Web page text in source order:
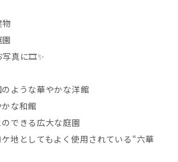
物
写真に🎞️✨
ような華やかな洋館
な和館
できる広大な庭園
地としてもよく使用されている“六華